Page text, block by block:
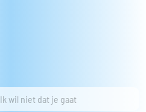
Ik wil niet dat je gaat